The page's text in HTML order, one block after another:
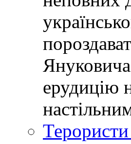
ерудицію